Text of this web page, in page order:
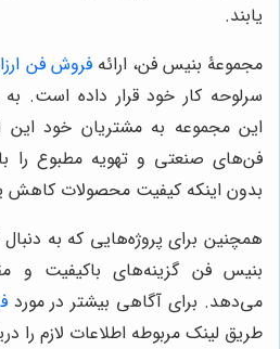
یابند.
مجموعۀ بنیس فن، ارائهفروش فن
این مجموعه به مشتریان خود این
فن‌های صنعتی و تهویه مطبوع را
بدون اینکه کیفیت محصولات کاهش
همچنین برای پروژه‌هایی که به
بنیس فن گزینه‌های باکیفیت و
می‌دهد. برای آگاهی بیشتر در مورد
طریق لینک مربوطه اطلاعات لازم را